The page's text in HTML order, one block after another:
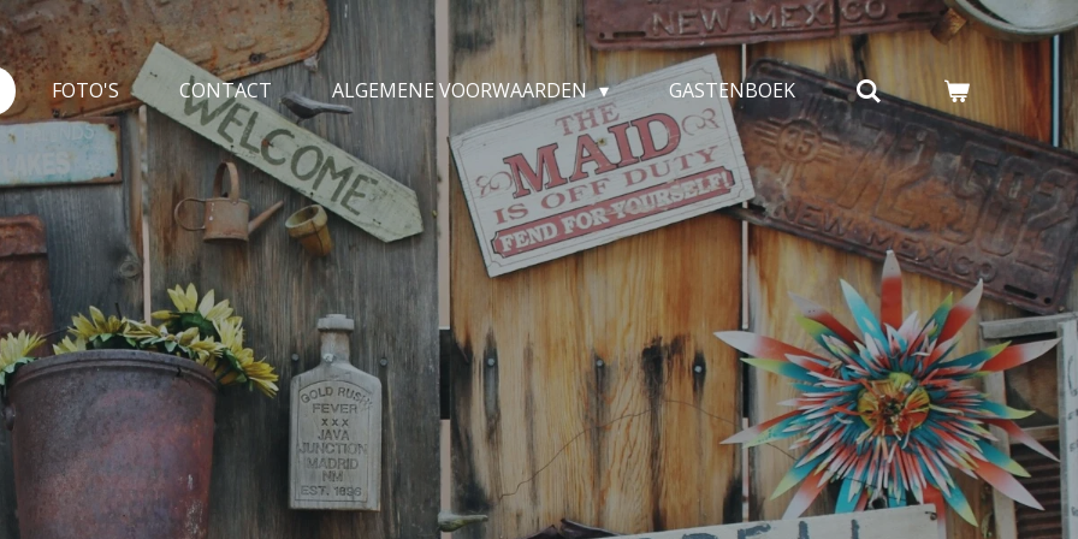
FOTO'S CONTACT ALGEMENE VOORWAARDEN GASTENBOEK